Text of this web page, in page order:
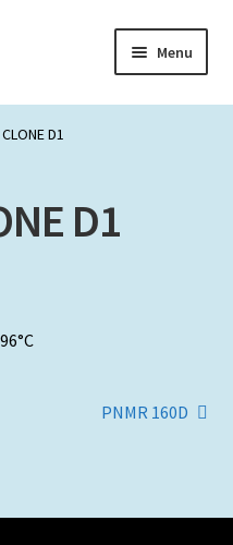
Menu
D1
D1
Artigo
PNMR 160D